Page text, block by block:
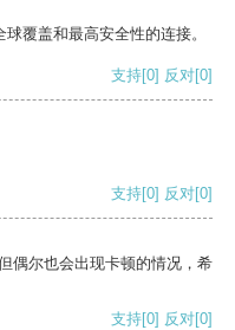
覆盖和最高安全性的连接。
支持[0] 反对[0]
支持[0] 反对[0]
偶尔也会出现卡顿的情况，希
支持[0] 反对[0]